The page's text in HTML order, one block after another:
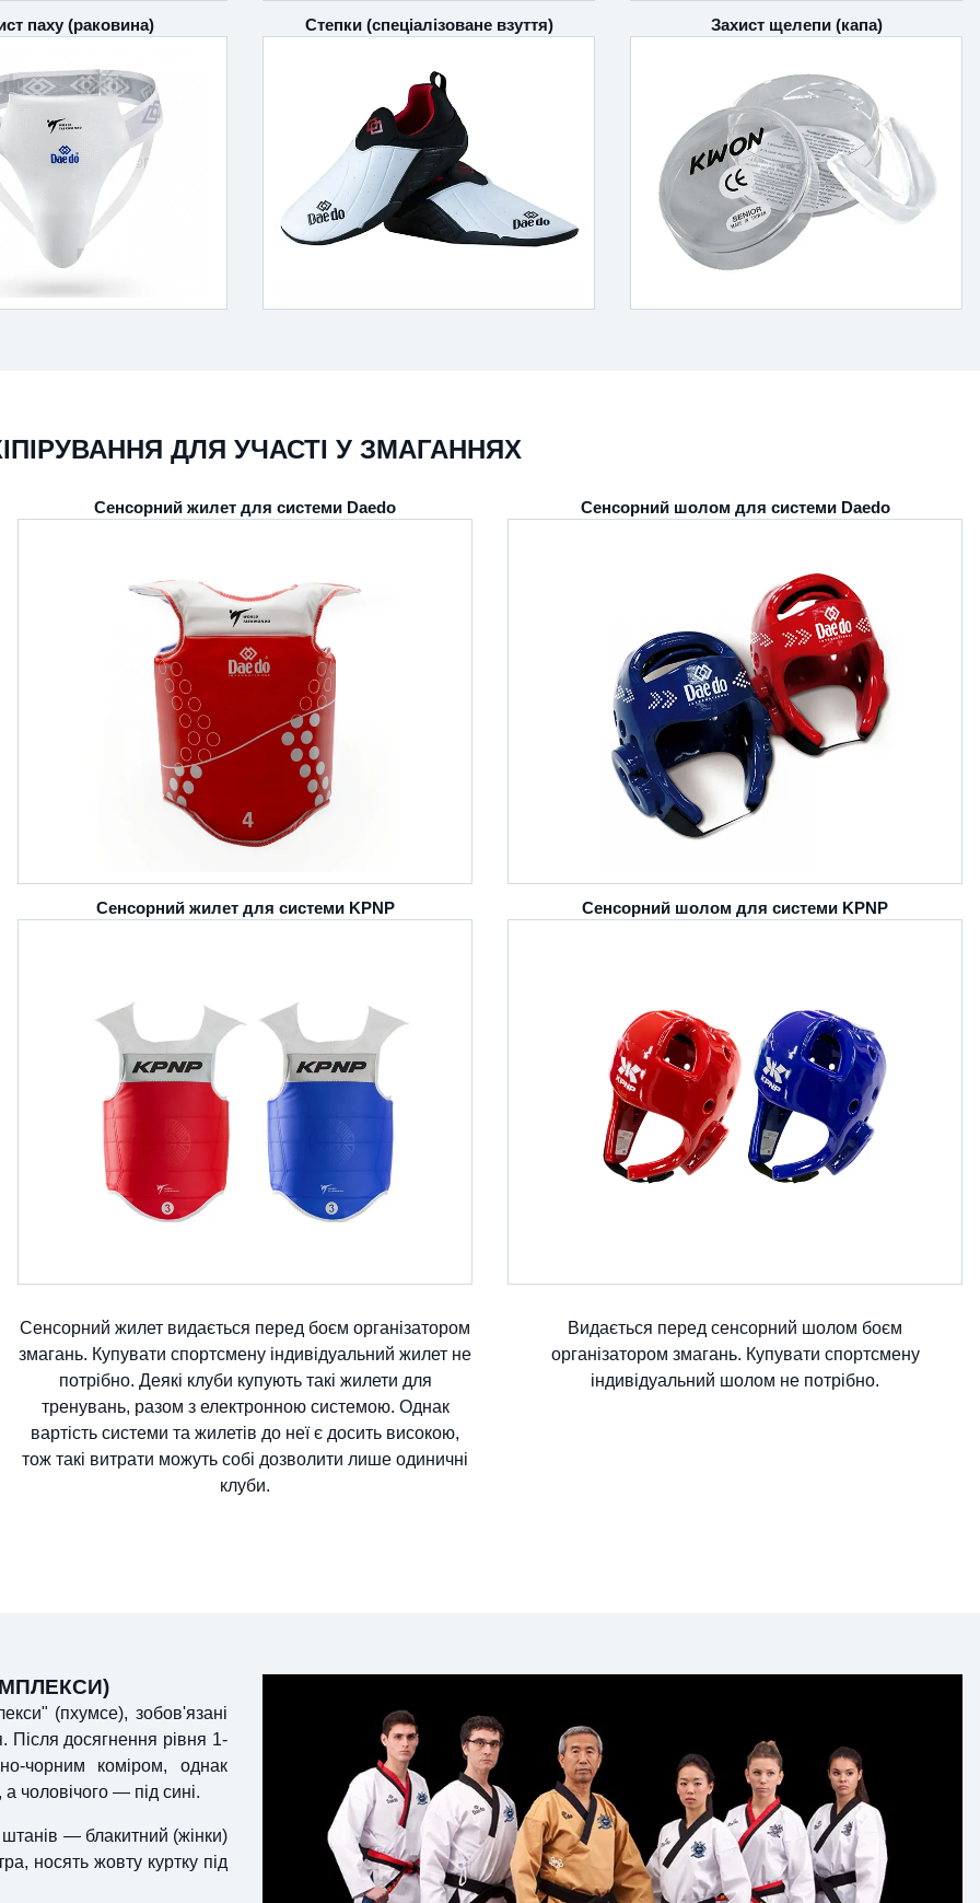
паху (раковина) Степки (спеціалізоване взуття) Захист щелепи (капа)
ДЛЯ УЧАСТІ У ЗМАГАННЯХ
Сенсорний жилет для системи Daedo
Сенсорний жилет для системи KPNP
Сенсорний жилет видається перед боєм організатором
змагань. Купувати спортсмену індивідуальний жилет не
потрібно. Деякі клуби купують такі жилети для
тренувань, разом з електронною системою. Однак
вартість системи та жилетів до неї є досить високою,
тож такі витрати можуть собі дозволити лише одиничні
клуби.
Сенсорний шолом для системи Daedo
Сенсорний шолом для системи KPNP
Видається перед сенсорний шолом боєм
організатором змагань. Купувати спортсмену
індивідуальний шолом не потрібно.
(пхумсе), зобов'язані
Після досягнення рівня 1-
чорним коміром, однак
а чоловічого — під сині.
— блакитний (жінки)
носять жовту куртку під